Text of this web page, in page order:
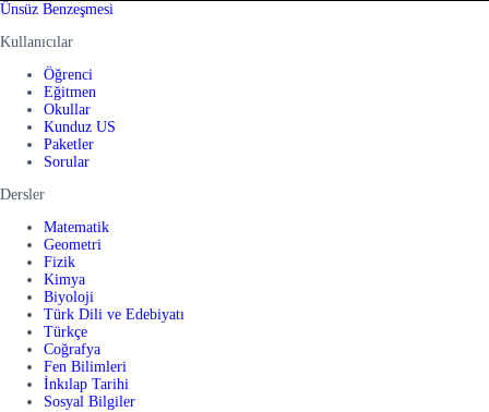
Ünsüz Benzeşmesi
Kullanıcılar
Öğrenci
Eğitmen
Okullar
Kunduz US
Paketler
Sorular
Dersler
Matematik
Geometri
Fizik
Kimya
Biyoloji
Türk Dili ve Edebiyatı
Türkçe
Coğrafya
Fen Bilimleri
İnkılap Tarihi
Sosyal Bilgiler